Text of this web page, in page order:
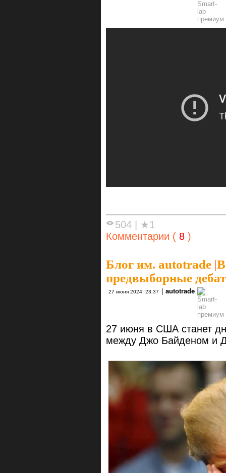
504
★1
Комментарии ( 8 )
Блог им. autotrade |
предвыборные
27 июня 2024, 23:37 autotrade
27 июня в США станет
между Джо Байденом и